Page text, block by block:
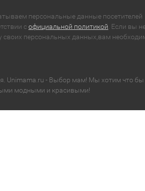
персональные данные посетителей
софициальной политикой . Если вы
своих персональных данных,вам
Unimama.ru - Выбор мам! Мы хотим что бы
модными и красивыми!